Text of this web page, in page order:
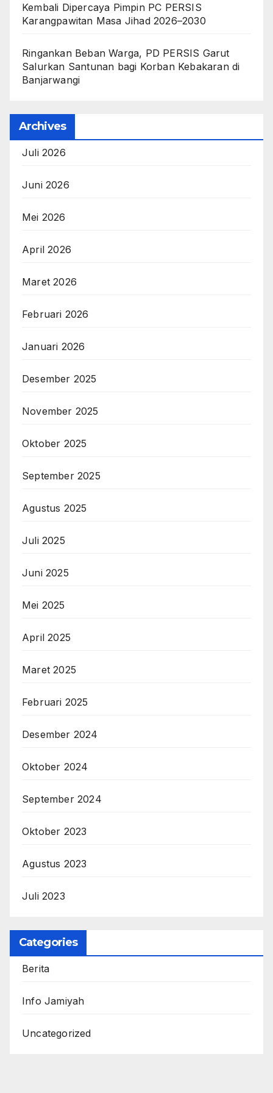
Kembali Dipercaya Pimpin PC PERSIS
Karangpawitan Masa Jihad 2026–2030
Ringankan Beban Warga, PD PERSIS Garut
Salurkan Santunan bagi Korban Kebakaran di
Banjarwangi
Archives
Juli 2026
Juni 2026
Mei 2026
April 2026
Maret 2026
Februari 2026
Januari 2026
Desember 2025
November 2025
Oktober 2025
September 2025
Agustus 2025
Juli 2025
Juni 2025
Mei 2025
April 2025
Maret 2025
Februari 2025
Desember 2024
Oktober 2024
September 2024
Oktober 2023
Agustus 2023
Juli 2023
Categories
Berita
Info Jamiyah
Uncategorized